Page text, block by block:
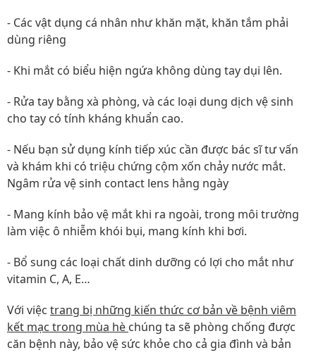
- Các vật dụng cá nhân như khăn mặt, khăn tắm phải
dùng riêng
- Khi mắt có biểu hiện ngứa không dùng tay dụi lên.
- Rửa tay bằng xà phòng, và các loại dung dịch vệ sinh
cho tay có tính kháng khuẩn cao.
- Nếu bạn sử dụng kính tiếp xúc cần được bác sĩ tư vấn
và khám khi có triệu chứng cộm xốn chảy nước mắt.
Ngâm rửa vệ sinh contact lens hằng ngày
- Mang kính bảo vệ mắt khi ra ngoài, trong môi trường
làm việc ô nhiễm khói bụi, mang kính khi bơi.
- Bổ sung các loại chất dinh dưỡng có lợi cho mắt như
vitamin C, A, E…
Với việc trang bị những kiến thức cơ bản về bệnh viêm
kết mạc trong mùa hè chúng ta sẽ phòng chống được
căn bệnh này, bảo vệ sức khỏe cho cả gia đình và bản